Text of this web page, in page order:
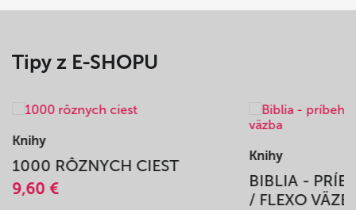
Tipy z E-SHOPU
Knihy
1000 RÔZNYCH CIEST
9,60 €
Knihy
BIBLIA -
/ FLEXO